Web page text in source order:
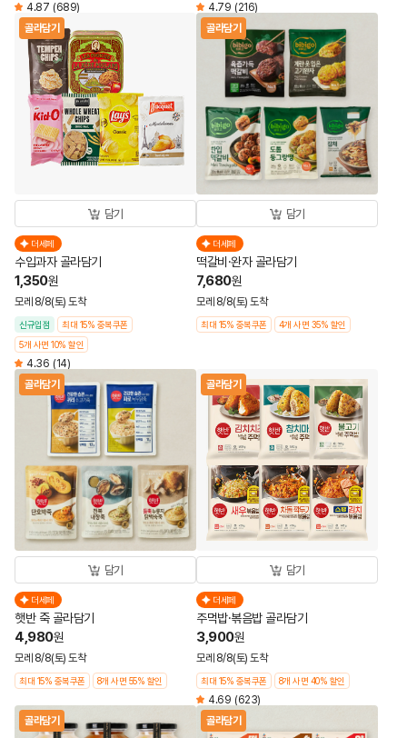
4.87 (689) 4.79 (216)
골라담기
담기
더세페
수입과자 골라담기
1,350원
모레 8/8(토) 도착
신규입점
최대 15% 중복쿠폰
5개 사면 10% 할인
4.36 (14)
골라담기
담기
더세페
떡갈비·완자 골라담기
7,680원
모레 8/8(토) 도착
최대 15% 중복쿠폰 4개 사면 35% 할인
골라담기
담기
더세페
햇반 죽 골라담기
4,980원
모레 8/8(토) 도착
최대 15% 중복쿠폰 8개 사면 55% 할인
골라담기
담기
더세페
주먹밥·볶음밥 골라담기
3,900원
모레 8/8(토) 도착
최대 15% 중복쿠폰 8개 사면 40% 할인
4.69 (623)
골라담기
골라담기